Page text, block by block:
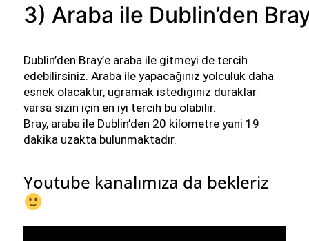
3) Araba ile Dublin’den
Dublin’den Bray’e araba ile gitmeyi de tercih
edebilirsiniz. Araba ile yapacağınız yolculuk daha
esnek olacaktır, uğramak istediğiniz duraklar
varsa sizin için en iyi tercih bu olabilir.
Bray, araba ile Dublin’den 20 kilometre yani 19
dakika uzakta bulunmaktadır.
Youtube kanalımıza da bekleriz